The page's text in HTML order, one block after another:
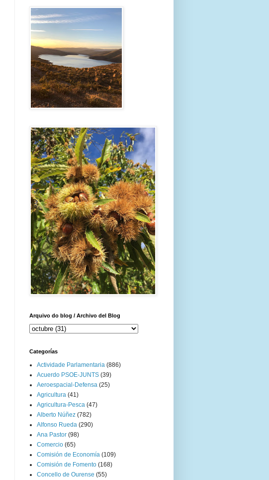
Arquivo do blog / Archivo del Blog
Categorías
Actividade Parlamentaria (886)
Acuerdo PSOE-JUNTS (39)
Aeroespacial-Defensa (25)
Agricultura (41)
Agricultura-Pesca (47)
Alberto Núñez (782)
Alfonso Rueda (290)
Ana Pastor (98)
Comercio (65)
Comisión de Economía (109)
Comisión de Fomento (168)
Concello de Ourense (55)